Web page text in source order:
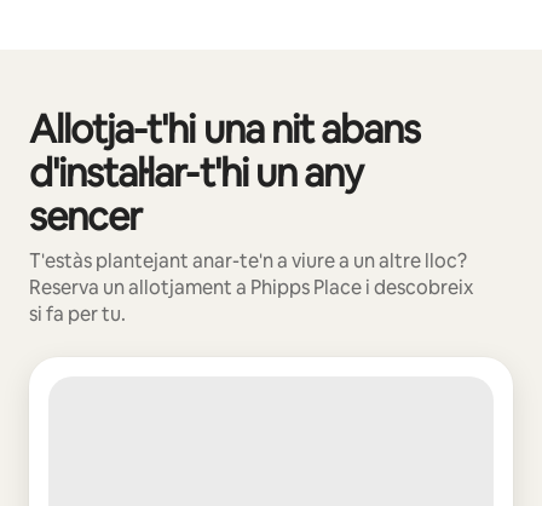
Allotja-t'hi una nit abans
d'instal·lar-t'hi un any
sencer
T'estàs plantejant anar-te'n a viure a un altre lloc?
Reserva un allotjament a Phipps Place i descobreix
si fa per tu.
Et mostrem 0 elements (en total, n'hi ha 0)